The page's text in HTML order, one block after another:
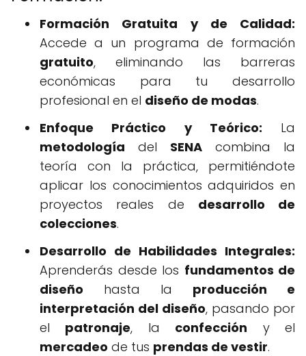
Formación Gratuita y de Calidad:
Accede a un programa de formación
gratuito, eliminando las barreras
económicas para tu desarrollo
profesional en el diseño de modas.
Enfoque Práctico y Teórico: La
metodología del SENA combina la
teoría con la práctica, permitiéndote
aplicar los conocimientos adquiridos en
proyectos reales de desarrollo de
colecciones.
Desarrollo de Habilidades Integrales:
Aprenderás desde los fundamentos de
diseño hasta la producción e
interpretación del diseño, pasando por
el patronaje, la confección y el
mercadeo de tus prendas de vestir.